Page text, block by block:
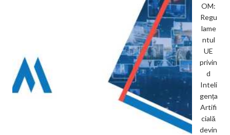
OM:
Regu
lame
ntul
UE
privin
d
Inteli
gența
Artifi
cială
devin